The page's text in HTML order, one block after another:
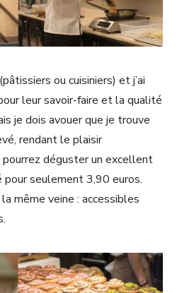
ou cuisiniers) et j’ai
leur savoir-faire et la qualité
je dois avouer que je trouve
rendant le plaisir
pourrez déguster un excellent
seulement 3,90 euros.
même veine : accessibles